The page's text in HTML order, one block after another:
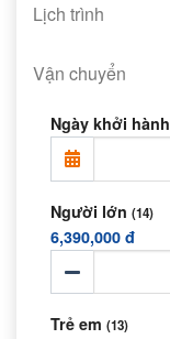
Lịch trình
Vận chuyển
Ngày khởi hành
Người lớn (14)
6,390,000 đ
Trẻ em (13)